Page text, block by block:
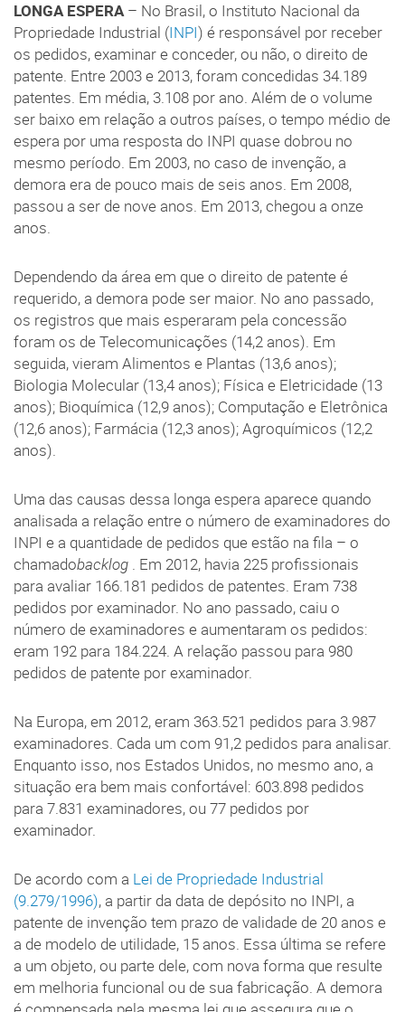
LONGA ESPERA– No Brasil, o Instituto Nacional da
Propriedade Industrial (INPI) é responsável por receber
os pedidos, examinar e conceder, ou não, o direito de
patente. Entre 2003 e 2013, foram concedidas 34.189
patentes. Em média, 3.108 por ano. Além de o volume
ser baixo em relação a outros países, o tempo médio de
espera por uma resposta do INPI quase dobrou no
mesmo período. Em 2003, no caso de invenção, a
demora era de pouco mais de seis anos. Em 2008,
passou a ser de nove anos. Em 2013, chegou a onze
anos.
Dependendo da área em que o direito de patente é
requerido, a demora pode ser maior. No ano passado,
os registros que mais esperaram pela concessão
foram os de Telecomunicações (14,2 anos). Em
seguida, vieram Alimentos e Plantas (13,6 anos);
Biologia Molecular (13,4 anos); Física e Eletricidade (13
anos); Bioquímica (12,9 anos); Computação e Eletrônica
(12,6 anos); Farmácia (12,3 anos); Agroquímicos (12,2
anos).
Uma das causas dessa longa espera aparece quando
analisada a relação entre o número de examinadores do
INPI e a quantidade de pedidos que estão na fila – o
chamadobacklog . Em 2012, havia 225 profissionais
para avaliar 166.181 pedidos de patentes. Eram 738
pedidos por examinador. No ano passado, caiu o
número de examinadores e aumentaram os pedidos:
eram 192 para 184.224. A relação passou para 980
pedidos de patente por examinador.
Na Europa, em 2012, eram 363.521 pedidos para 3.987
examinadores. Cada um com 91,2 pedidos para analisar.
Enquanto isso, nos Estados Unidos, no mesmo ano, a
situação era bem mais confortável: 603.898 pedidos
para 7.831 examinadores, ou 77 pedidos por
examinador.
De acordo com a Lei de Propriedade Industrial
(9.279/1996), a partir da data de depósito no INPI, a
patente de invenção tem prazo de validade de 20 anos e
a de modelo de utilidade, 15 anos. Essa última se refere
a um objeto, ou parte dele, com nova forma que resulte
em melhoria funcional ou de sua fabricação. A demora